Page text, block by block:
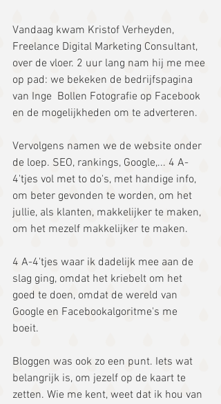
Vandaag kwam Kristof Verheyden,
Freelance Digital Marketing Consultant,
over de vloer. 2 uur lang nam hij me mee
op pad: we bekeken de bedrijfspagina
van Inge  Bollen Fotografie op Facebook
en de mogelijkheden om te adverteren.
Vervolgens namen we de website onder
de loep. SEO, rankings, Google,... 4 A-
4'tjes vol met to do's, met handige info,
om beter gevonden te worden, om het
jullie, als klanten, makkelijker te maken,
om het mezelf makkelijker te maken.
4 A-4'tjes waar ik dadelijk mee aan de
slag ging, omdat het kriebelt om het
goed te doen, omdat de wereld van
Google en Facebookalgoritme's me
boeit.
Bloggen was ook zo een punt. Iets wat
belangrijk is, om jezelf op de kaart te
zetten. Wie me kent, weet dat ik hou van